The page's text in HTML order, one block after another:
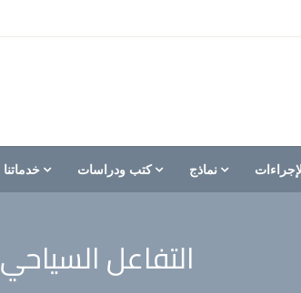
نماذج كتب ودراسات خدماتنا
التفاعل السياحي